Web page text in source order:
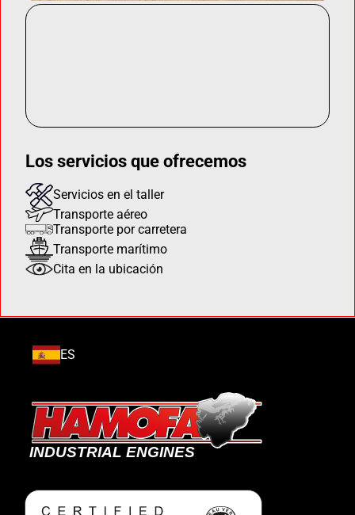
Los servicios que ofrecemos
Servicios en el taller
Transporte aéreo
Transporte por carretera
Transporte marítimo
Cita en la ubicación
ES